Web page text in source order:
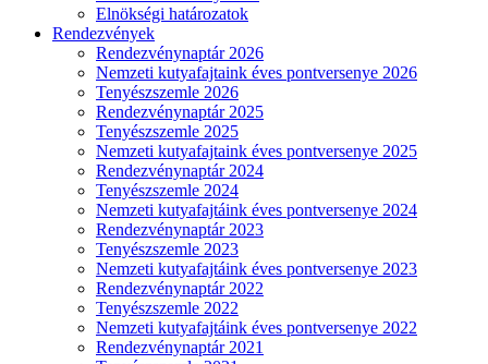
Elnökségi határozatok
Rendezvények
Rendezvénynaptár 2026
Nemzeti kutyafajtaink éves pontversenye 2026
Tenyészszemle 2026
Rendezvénynaptár 2025
Tenyészszemle 2025
Nemzeti kutyafajtaink éves pontversenye 2025
Rendezvénynaptár 2024
Tenyészszemle 2024
Nemzeti kutyafajtáink éves pontversenye 2024
Rendezvénynaptár 2023
Tenyészszemle 2023
Nemzeti kutyafajtáink éves pontversenye 2023
Rendezvénynaptár 2022
Tenyészszemle 2022
Nemzeti kutyafajtáink éves pontversenye 2022
Rendezvénynaptár 2021